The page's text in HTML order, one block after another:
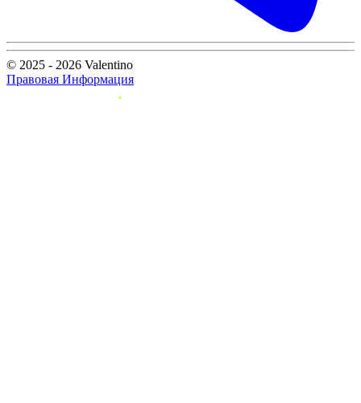
© 2025 - 2026 Valentino
Правовая Информация